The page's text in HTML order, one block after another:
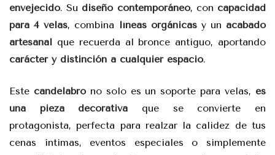
envejecido. Su diseño contemporáneo, con capacidad
para 4 velas, combina líneas orgánicasy un acabado
artesanal que recuerda al bronce antiguo, aportando
carácter y distinción a cualquier espacio.
Este candelabrono solo es un soporte para velas, es
una pieza decorativa que se convierte en
protagonista, perfecta para realzar la calidez de tus
cenas íntimas, eventos especiales o simplemente